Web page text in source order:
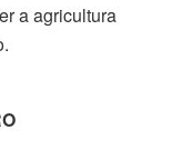
a agricultura